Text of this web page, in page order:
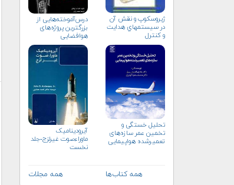
ژيروسكوپ و نقش آن
در سيستم‏هاي هدايت
و كنترل
درس‌آموخته‌هایی از
بزرگترین پروژه‌های
هوافضایی
تحلیل خستگی و
تخمین عمر سازه‌های
تعمیرشده هواپیمایی
آیرودینامیک
ماوراءصوت غیرلزج-جلد
نخست
همه کتاب‌ها همه مجلات